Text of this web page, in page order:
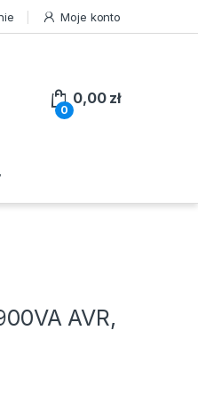
Moje konto
0
0,00 zł
AVR,